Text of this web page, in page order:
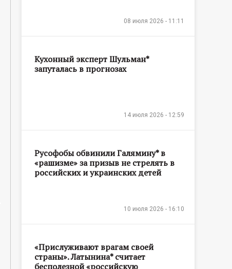
08 июля 2026 - 11:11
Кухонный эксперт Шульман*
запуталась в прогнозах
14 июля 2026 - 12:59
Русофобы обвинили Галямину* в
«рашизме» за призыв не стрелять в
российских и украинских детей
10 июля 2026 - 16:10
«Прислуживают врагам своей
страны». Латынина* считает
бесполезной «российскую